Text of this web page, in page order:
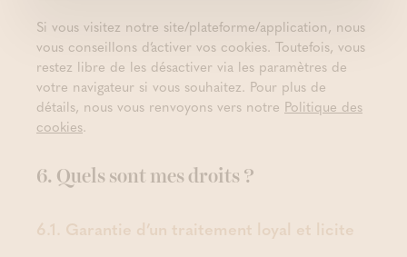
Si vous visitez notre site/plateforme/application, nous
vous conseillons d’activer vos cookies. Toutefois, vous
restez libre de les désactiver via les paramètres de
votre navigateur si vous souhaitez. Pour plus de
détails, nous vous renvoyons vers notre Politique des
cookies.
6. Quels sont mes droits ?
6.1. Garantie d’un traitement loyal et licite